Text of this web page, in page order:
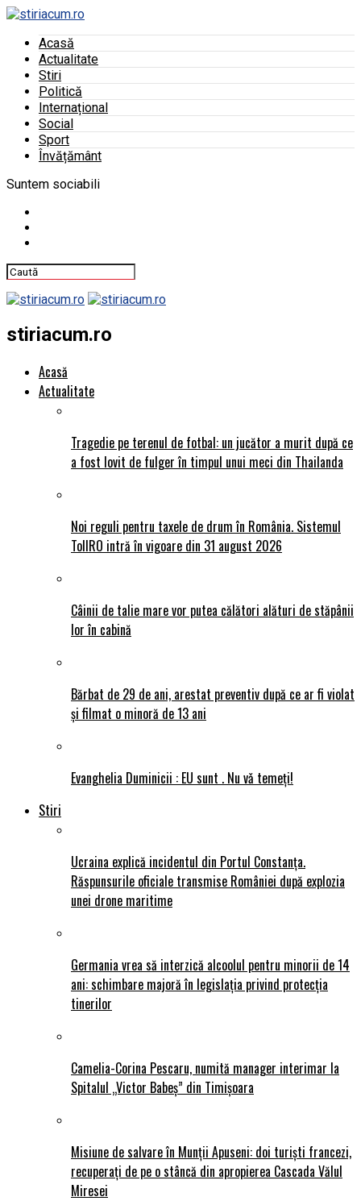
Acasă
Actualitate
Stiri
Politică
Internațional
Social
Sport
Învățământ
Suntem sociabili
stiriacum.ro
Acasă
Actualitate
Tragedie pe terenul de fotbal: un jucător a murit după ce
a fost lovit de fulger în timpul unui meci din Thailanda
Noi reguli pentru taxele de drum în România. Sistemul
TollRO intră în vigoare din 31 august 2026
Câinii de talie mare vor putea călători alături de stăpânii
lor în cabină
Bărbat de 29 de ani, arestat preventiv după ce ar fi violat
și filmat o minoră de 13 ani
Evanghelia Duminicii : EU sunt . Nu vǎ temeți!
Stiri
Ucraina explică incidentul din Portul Constanța.
Răspunsurile oficiale transmise României după explozia
unei drone maritime
Germania vrea să interzică alcoolul pentru minorii de 14
ani: schimbare majoră în legislația privind protecția
tinerilor
Camelia-Corina Pescaru, numită manager interimar la
Spitalul „Victor Babeș” din Timișoara
Misiune de salvare în Munții Apuseni: doi turiști francezi,
recuperați de pe o stâncă din apropierea Cascada Vălul
Miresei